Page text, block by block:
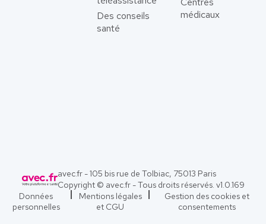
Des conseils
santé
médicaux
avec.fr - 105 bis rue de Tolbiac, 75013 Paris
Copyright © avec.fr - Tous droits réservés. v1.0.169
Données
personnelles
Mentions légales
et CGU
Gestion des cookies et
consentements